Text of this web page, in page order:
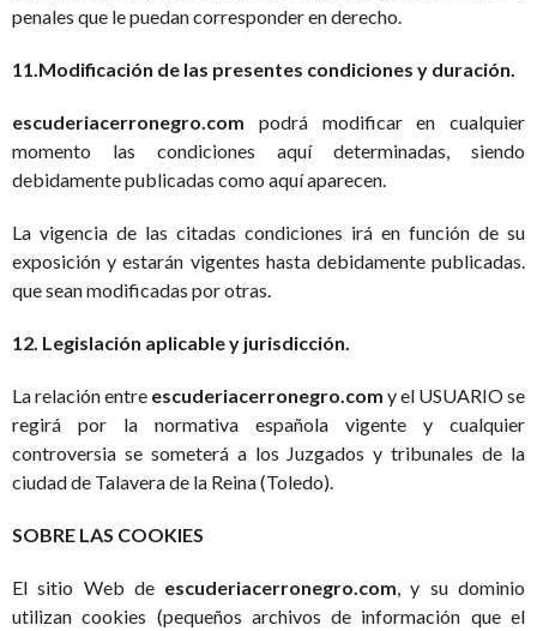
penales que le puedan corresponder en derecho.
11.Modificación de las presentes condiciones y duración.
escuderiacerronegro.com podrá modificar en cualquier
momento las condiciones aquí determinadas, siendo
debidamente publicadas como aquí aparecen.
La vigencia de las citadas condiciones irá en función de su
exposición y estarán vigentes hasta debidamente publicadas.
que sean modificadas por otras.
12. Legislación aplicable y jurisdicción.
La relación entre escuderiacerronegro.com y el USUARIO se
regirá por la normativa española vigente y cualquier
controversia se someterá a los Juzgados y tribunales de la
ciudad de Talavera de la Reina (Toledo).
SOBRE LAS COOKIES
El sitio Web de escuderiacerronegro.com, y su dominio
utilizan cookies (pequeños archivos de información que el